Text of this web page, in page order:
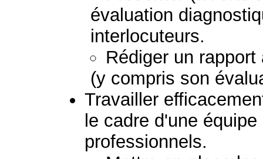
évaluation
interlocuteurs.
Rédiger un
(y compris son
Travailler
le cadre d'une
professionnels.